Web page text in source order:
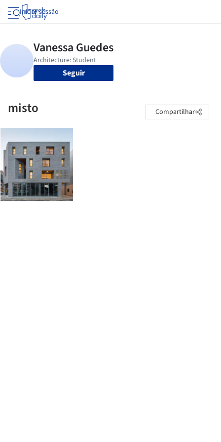
Iniciar sessão
Seguir
misto Compartilhar